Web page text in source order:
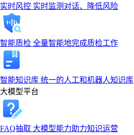
实时风控 实时监测对话、降低风险
智能质检 全量智能地完成质检工作
智能知识库 统一的人工和机器人知识库
大模型平台
FAQ抽取 大模型能力助力知识运营